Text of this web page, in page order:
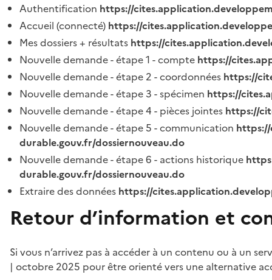
Authentification https://
Accueil (connecté) https://
Mes dossiers + résultats https://
Nouvelle demande - étape 1 - compte https://
Nouvelle demande - étape 2 - coordonnées https://
Nouvelle demande - étape 3 - spécimen https://
Nouvelle demande - étape 4 - pièces jointes https://
Nouvelle demande - étape 5 - communication
durable.gouv.fr/dossiernouveau.do
Nouvelle demande - étape 6 - actions historique
durable.gouv.fr/dossiernouveau.do
Extraire des données https://
Retour d’information et
Si vous n’arrivez pas à accéder à un contenu ou à un
| octobre 2025 pour être orienté vers une alternative